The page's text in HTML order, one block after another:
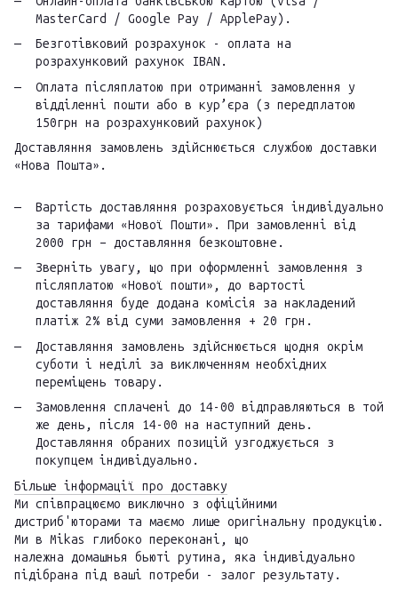
MasterCard / Google Pay / ApplePay).
Безготівковий розрахунок - оплата на
розрахунковий рахунок IBAN.
Оплата післяплатою при отриманні замовлення у
відділенні пошти або в кур’єра (з передплатою
150грн на розрахунковий рахунок)
Доставляння замовлень здійснюється службою доставки
«Нова Пошта».
Вартість доставляння розраховується індивідуально
за тарифами «Нової Пошти». При замовленні від
2000 грн – доставляння безкоштовне.
Зверніть увагу, що при оформленні замовлення з
післяплатою «Нової пошти», до вартості
доставляння буде додана комісія за накладений
платіж 2% від суми замовлення + 20 грн.
Доставляння замовлень здійснюється щодня окрім
суботи і неділі за виключенням необхідних
переміщень товару.
Замовлення сплачені до 14-00 відправляються в той
же день, після 14-00 на наступний день.
Доставляння обраних позицій узгоджується з
покупцем індивідуально.
Більше інформації про доставку
Ми співпрацюємо виключно з офіційними
дистриб'юторами та маємо лише оригінальну продукцію.
Ми в Mikas глибоко переконані, що
належна домашнья бьюті рутина, яка індивідуально
підібрана під ваші потреби - залог результату.